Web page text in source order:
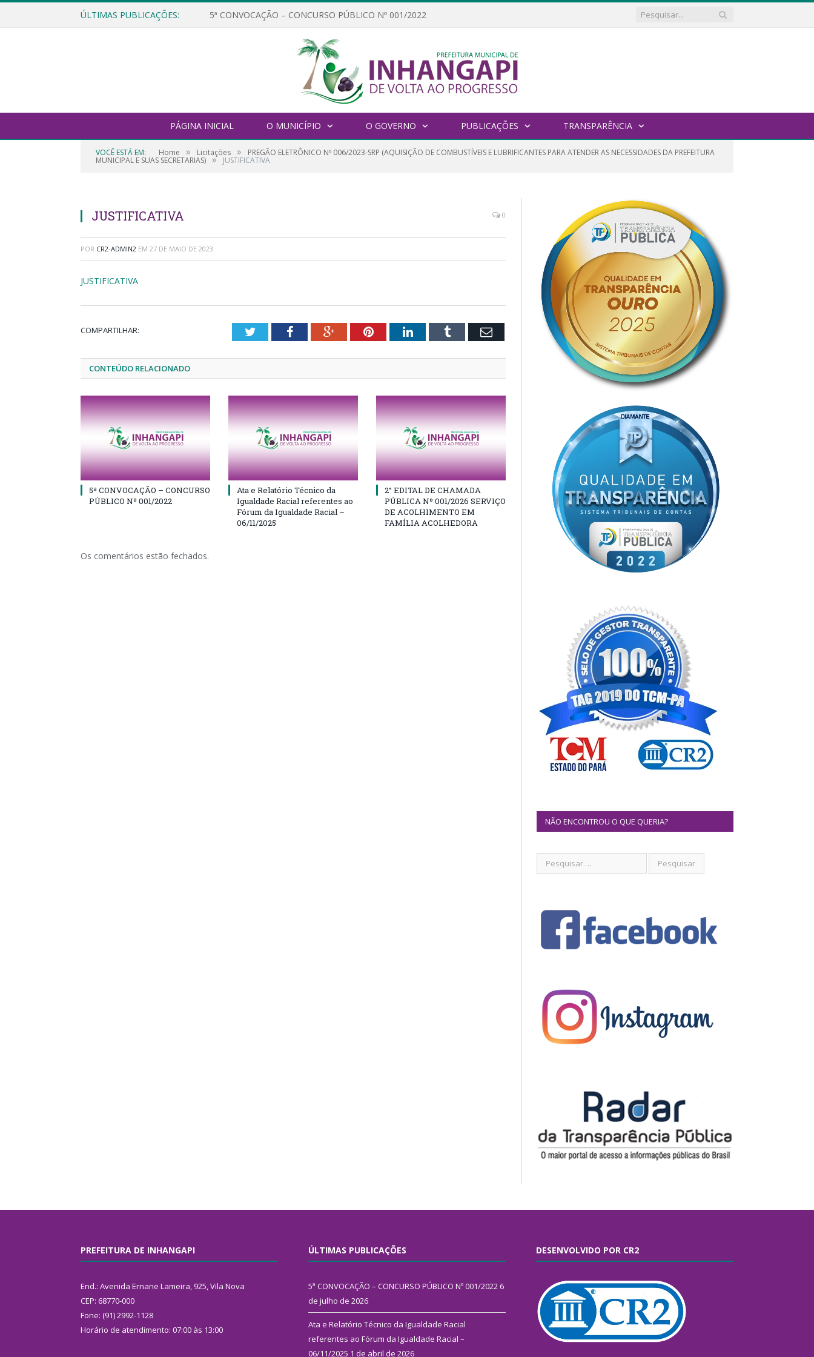
ÚLTIMAS PUBLICAÇÕES: 5ª CONVOCAÇÃO – CONCURSO PÚBLICO Nº 001/2022
PÁGINA INICIAL O MUNICÍPIO O GOVERNO PUBLICAÇÕES TRANSPARÊNCIA
VOCÊ ESTÁ EM: Home » Licitações » PREGÃO ELETRÔNICO Nº 006/2023-SRP (AQUISIÇÃO DE COMBUSTÍVEIS E LUBRIFICANTES PARA ATENDER AS NECESSIDADES DA PREFEITURA
MUNICIPAL E SUAS SECRETARIAS) » JUSTIFICATIVA
JUSTIFICATIVA 0
POR CR2-ADMIN2 EM 27 DE MAIO DE 2023
JUSTIFICATIVA
COMPARTILHAR: TwitterFacebookGoogle+PinterestLinkedInTumblr Email
CONTEÚDO RELACIONADO
5ª CONVOCAÇÃO – CONCURSO
PÚBLICO Nº 001/2022
Ata e Relatório Técnico da
Igualdade Racial referentes ao
Fórum da Igualdade Racial –
06/11/2025
2° EDITAL DE CHAMADA
PÚBLICA Nº 001/2026 SERVIÇO
DE ACOLHIMENTO EM
FAMÍLIA ACOLHEDORA
Os comentários estão fechados.
NÃO ENCONTROU O QUE QUERIA?
PREFEITURA DE INHANGAPI
End.: Avenida Ernane Lameira, 925, Vila Nova
CEP: 68770-000
Fone: (91) 2992-1128
Horário de atendimento: 07:00 às 13:00
ÚLTIMAS PUBLICAÇÕES
5ª CONVOCAÇÃO – CONCURSO PÚBLICO Nº 001/2022 6
de julho de 2026
Ata e Relatório Técnico da Igualdade Racial
referentes ao Fórum da Igualdade Racial –
06/11/2025 1 de abril de 2026
DESENVOLVIDO POR CR2